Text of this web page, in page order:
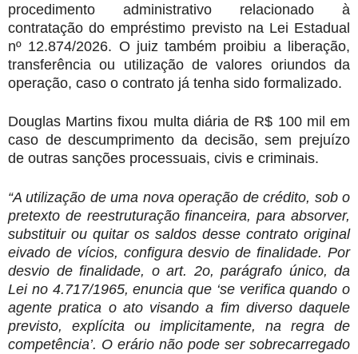
procedimento administrativo relacionado à
contratação do empréstimo previsto na Lei Estadual
nº 12.874/2026. O juiz também proibiu a liberação,
transferência ou utilização de valores oriundos da
operação, caso o contrato já tenha sido formalizado.
Douglas Martins fixou multa diária de R$ 100 mil em
caso de descumprimento da decisão, sem prejuízo
de outras sanções processuais, civis e criminais.
“A utilização de uma nova operação de crédito, sob o
pretexto de reestruturação financeira, para absorver,
substituir ou quitar os saldos desse contrato original
eivado de vícios, configura desvio de finalidade. Por
desvio de finalidade, o art. 2o, parágrafo único, da
Lei no 4.717/1965, enuncia que ‘se verifica quando o
agente pratica o ato visando a fim diverso daquele
previsto, explícita ou implicitamente, na regra de
competência’. O erário não pode ser sobrecarregado